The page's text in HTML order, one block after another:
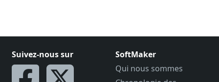
Suivez-nous sur
SoftMaker
Qui nous sommes